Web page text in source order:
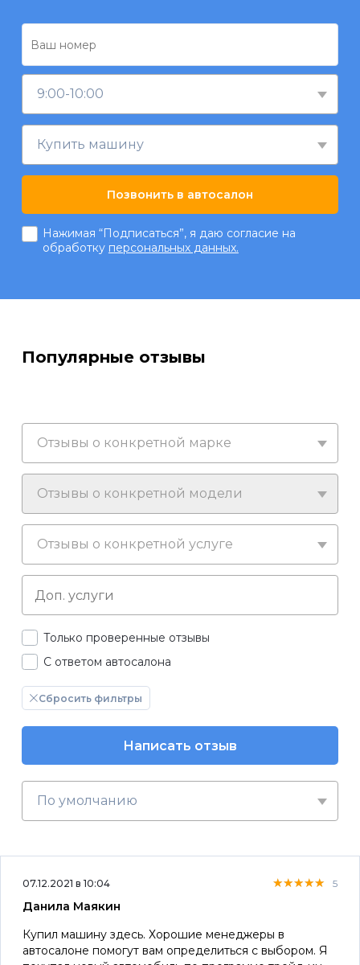
9:00-10:00
Купить машину
Позвонить в автосалон
Нажимая “Подписаться”, я даю согласие на
обработку персональных данных.
Популярные отзывы
Отзывы о конкретной марке
Отзывы о конкретной модели
Отзывы о конкретной услуге
Только проверенные отзывы
С ответом автосалона
Сбросить фильтры
Написать отзыв
По умолчанию
07.12.2021 в 10:04 ★★★★★
★★★★★
★★★★★ 5
Данила Маякин
Купил машину здесь. Хорошие менеджеры в
автосалоне помогут вам определиться с выбором. Я